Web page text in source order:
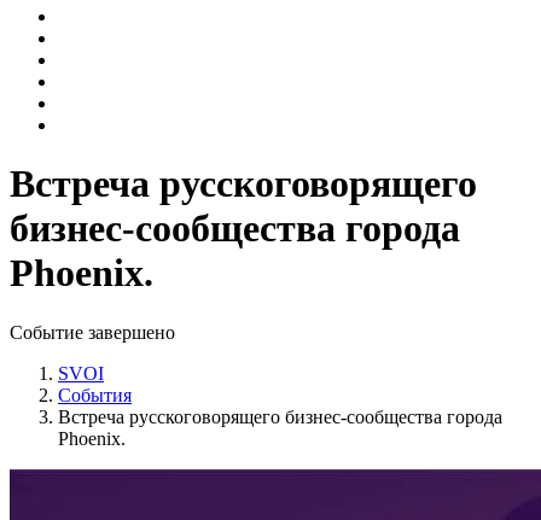
Встреча русскоговорящего
бизнес-сообщества города
Phoenix.
Событие завершено
SVOI
События
Встреча русскоговорящего бизнес-сообщества города
Phoenix.